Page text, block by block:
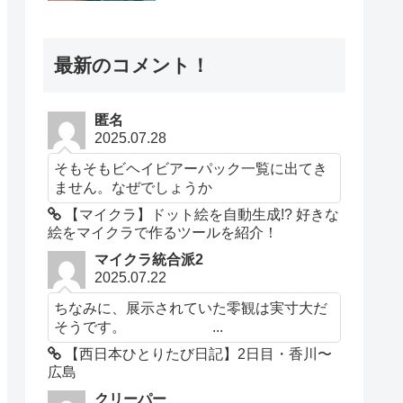
最新のコメント！
匿名
2025.07.28
そもそもビヘイビアーパック一覧に出てき
ません。なぜでしょうか
【マイクラ】ドット絵を自動生成!? 好きな
絵をマイクラで作るツールを紹介！
マイクラ統合派2
2025.07.22
ちなみに、展示されていた零観は実寸大だ
そうです。 ...
【西日本ひとりたび日記】2日目・香川〜
広島
クリーパー